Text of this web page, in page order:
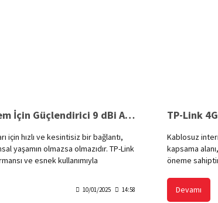
TP-Link 4G LTE Modem İçin Güçlendirici 9 dBi Anten
için hızlı ve kesintisiz bir bağlantı,
yaşamın olmazsa olmazıdır. TP-Link
ve esnek kullanımıyla
kapsama alanı gereken durumlarda,
bağlantınızı optimize etmek için
10/01/2025 14:58
TP-Link
Kablosuz
kapsama
öneme
düşük olduğu
9 dBi yönlü
Devamı